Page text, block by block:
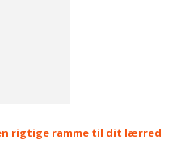
rigtige ramme til dit lærred